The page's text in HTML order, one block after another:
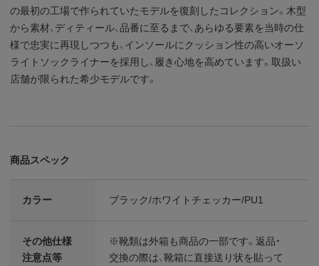
の最初の工場で作られていたモデルを復刻したコレクション。木型
から素材、ディティール、品番に至るまで、あらゆる要素を当時の仕
様で忠実に再現しつつも、インソールにクッション性の高いオーソ
ライトソックライナーを採用し、履き心地を高めています。取扱い
店舗が限られた希少モデルです。
商品スペック
カラー ブラック/ホワイトチェッカー/PU1
その他仕様
注意点等
※靴類は外箱も商品の一部です。返品・
交換の際は、靴箱に直接送り状を貼って